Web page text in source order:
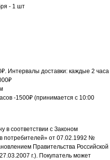
- 1 шт
Интервалы доставки: каждые 2 часа
-1500₽ (принимается с 10:00
в соответствии с Законом
потребителей» от 07.02.1992 №
Правительства Российской
г.). Покупатель может